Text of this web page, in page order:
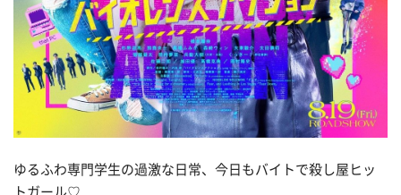
ゆるふわ専門学生の過激な日常、今日もバイトで殺し屋ヒッ
トガール♡